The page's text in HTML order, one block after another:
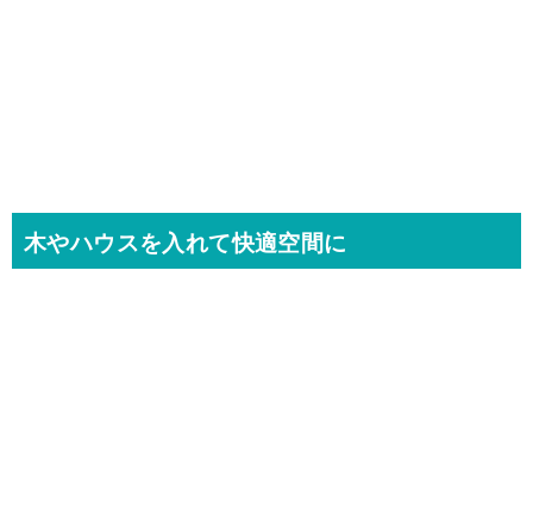
木やハウスを入れて快適空間に